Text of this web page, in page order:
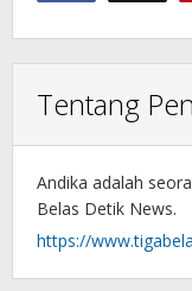
Tentang
Andika adalah
Belas Detik News.
https://